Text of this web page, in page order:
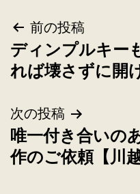
前の投稿
ディンプルキー
れば壊さずに開
次の投稿
唯一付き合いの
作のご依頼【川越